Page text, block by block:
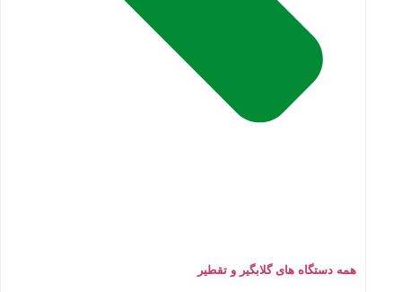
همه دستگاه های گلابگیر و تقطیر